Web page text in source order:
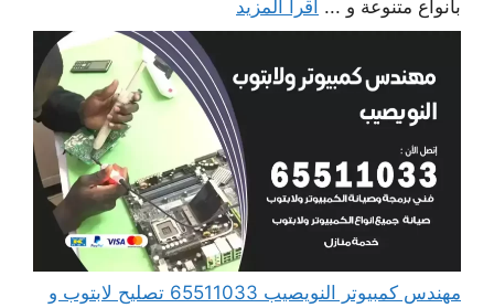
بأنواع متنوعة و ... اقرأ المزيد
مهندس كمبيوتر النويصيب 65511033 تصليح لابتوب و